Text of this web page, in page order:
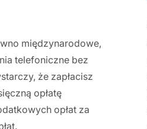
międzynarodowe,
telefoniczne bez
że zapłacisz
opłatę
opłat za